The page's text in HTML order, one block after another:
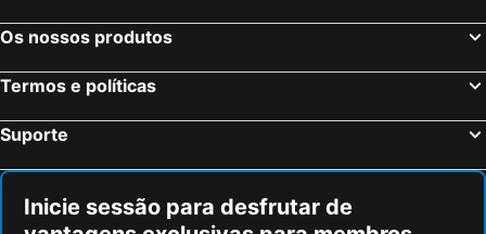
Florença, Toscana Hotéis
Bolonha, Emília-Romanha Hotéis
Palermo, Sicília Hotéis
Os nossos produtos
Termos e políticas
Suporte
Inicie sessão para desfrutar de